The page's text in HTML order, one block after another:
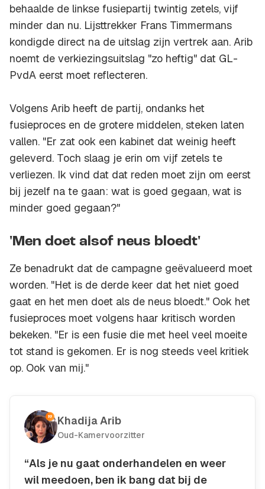
behaalde de linkse fusiepartij twintig zetels, vijf
minder dan nu. Lijsttrekker Frans Timmermans
kondigde direct na de uitslag zijn vertrek aan. Arib
noemt de verkiezingsuitslag "zo heftig" dat GL-
PvdA eerst moet reflecteren.
Volgens Arib heeft de partij, ondanks het
fusieproces en de grotere middelen, steken laten
vallen. "Er zat ook een kabinet dat weinig heeft
geleverd. Toch slaag je erin om vijf zetels te
verliezen. Ik vind dat dat reden moet zijn om eerst
bij jezelf na te gaan: wat is goed gegaan, wat is
minder goed gegaan?"
'Men doet alsof neus bloedt'
Ze benadrukt dat de campagne geëvalueerd moet
worden. "Het is de derde keer dat het niet goed
gaat en het men doet als de neus bloedt." Ook het
fusieproces moet volgens haar kritisch worden
bekeken. "Er is een fusie die met heel veel moeite
tot stand is gekomen. Er is nog steeds veel kritiek
op. Ook van mij."
Khadija Arib
Oud-Kamervoorzitter
“Als je nu gaat onderhandelen en weer
wil meedoen, ben ik bang dat bij de